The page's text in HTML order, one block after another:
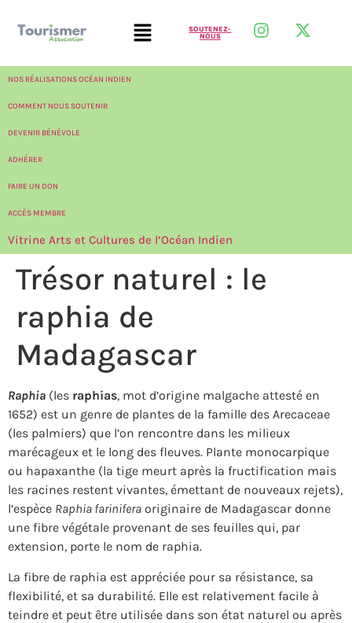
SOUTENEZ-
NOUS
NOS RÉALISATIONS OCÉAN INDIEN
COMMENT NOUS SOUTENIR
DEVENIR BÉNÉVOLE
ADHÉRER
FAIRE UN DON
ACCÈS MEMBRE
Vitrine Arts et Cultures de l’Océan Indien
Trésor naturel : le
raphia de
Madagascar
Raphia (les raphias, mot d’origine malgache attesté en
1652) est un genre de plantes de la famille des Arecaceae
(les palmiers) que l’on rencontre dans les milieux
marécageux et le long des fleuves. Plante monocarpique
ou hapaxanthe (la tige meurt après la fructification mais
les racines restent vivantes, émettant de nouveaux rejets),
l’espèce Raphia farinifera originaire de Madagascar donne
une fibre végétale provenant de ses feuilles qui, par
extension, porte le nom de raphia.
La fibre de raphia est appréciée pour sa résistance, sa
flexibilité, et sa durabilité. Elle est relativement facile à
teindre et peut être utilisée dans son état naturel ou après